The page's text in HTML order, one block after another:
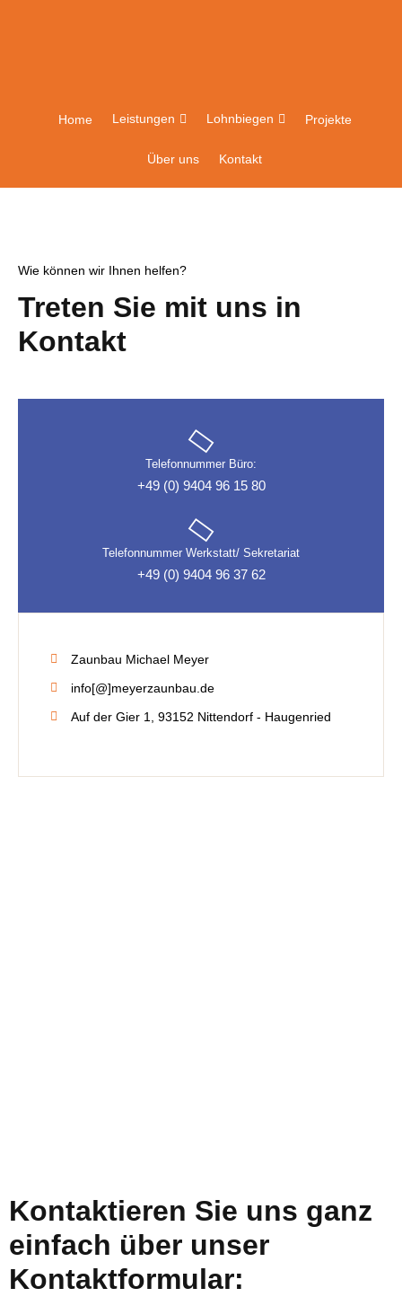
Home Leistungen Lohnbiegen Projekte
Über uns Kontakt
Wie können wir Ihnen helfen?
Treten Sie mit uns in
Kontakt
Telefonnummer Büro:
+49 (0) 9404 96 15 80
Telefonnummer Werkstatt/ Sekretariat
+49 (0) 9404 96 37 62
Zaunbau Michael Meyer
info[@]meyerzaunbau.de
Auf der Gier 1, 93152 Nittendorf - Haugenried
Kontaktieren Sie uns ganz
einfach über unser
Kontaktformular: